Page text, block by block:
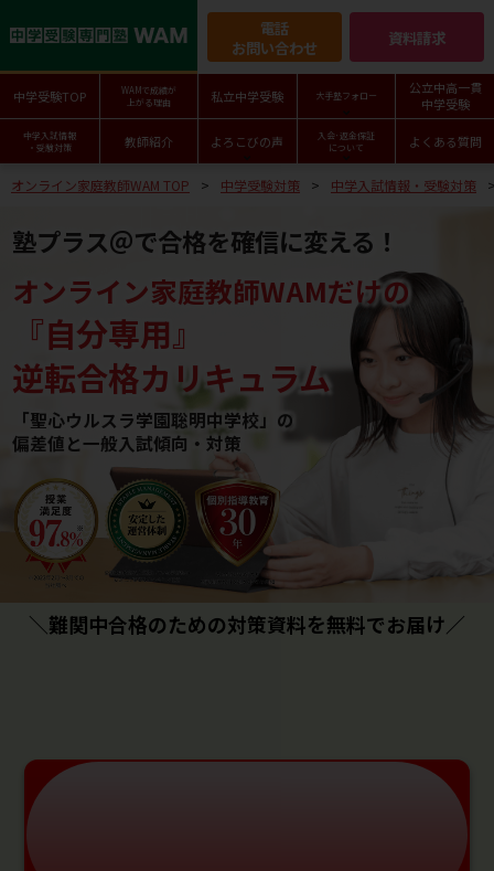
電話
お問い合わせ
資料請求
中学受験TOP
WAMで成績が
上がる理由
私立中学受験 大手塾フォロー
公立中高一貫
中学受験
中学入試情報
・受験対策
教師紹介 よろこびの声
入会･返金保証
について
よくある質問
オンライン家庭教師WAM TOP 中学受験対策 中学入試情報・受験対策
塾プラス＠で合格を確信に変える！
オンライン家庭教師WAMだけの
『自分専用』
逆転合格カリキュラム
「聖心ウルスラ学園聡明中学校」の
偏差値と一般入試傾向・対策
＼難関中合格のための対策資料を無料でお届け／